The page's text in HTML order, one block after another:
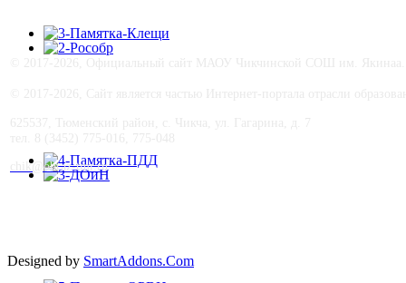
сhik@obraz-tmr.ru
Designed by SmartAddons.Com